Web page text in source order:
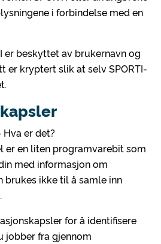
i forbindelse med en
er beskyttet av brukernavn og
er kryptert slik at selv SPORTI-
er det?
er en liten programvarebit som
med informasjon om
brukes ikke til å samle inn
for å identifisere
jobber fra gjennom